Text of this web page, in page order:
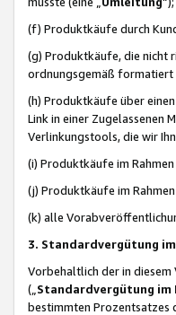
(f) Produktkäufe durch
(g) Produktkäufe, die nicht
ordnungsgemäß formatiert
(h) Produktkäufe über
Link in einer Zugelassenen
Verlinkungstools, die wir
(i) Produktkäufe im
(j) Produktkäufe im
(k) alle
3. Standardvergütung
Vorbehaltlich der in
(„ Standardvergütung im
bestimmten Prozentsatzes